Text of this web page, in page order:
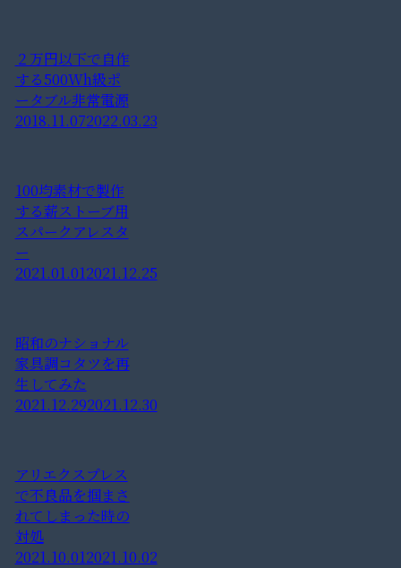
２万円以下で自作
する500Wh級ポ
ータブル非常電源
2018.11.072022.03.23
100均素材で製作
する薪ストーブ用
スパークアレスタ
ー
2021.01.012021.12.25
昭和のナショナル
家具調コタツを再
生してみた
2021.12.292021.12.30
アリエクスプレス
で不良品を掴まさ
れてしまった時の
対処
2021.10.012021.10.02